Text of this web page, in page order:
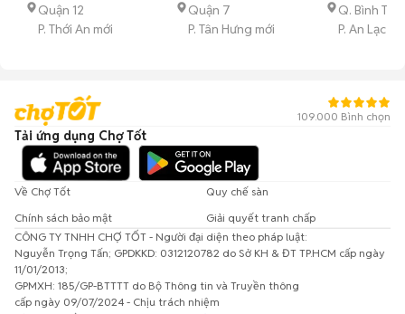
Quận 12
P. Thới An mới
Quận 7
P. Tân Hưng mới
Q. Bình Tân
P. An Lạc
109.000 Bình chọn
Tải ứng dụng Chợ Tốt
Về Chợ Tốt
Quy chế sàn
Chính sách bảo mật
Giải quyết tranh chấp
CÔNG TY TNHH CHỢ TỐT - Người đại diện theo pháp luật:
Nguyễn Trọng Tấn; GPDKKD: 0312120782 do Sở KH & ĐT TP.HCM cấp ngày
11/01/2013;
GPMXH: 185/GP-BTTTT do Bộ Thông tin và Truyền thông
cấp ngày 09/07/2024 - Chịu trách nhiệm